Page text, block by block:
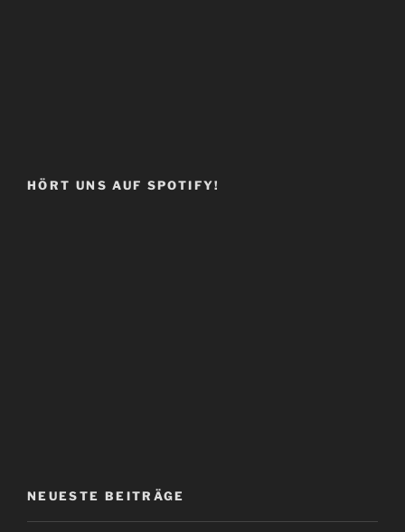
HÖRT UNS AUF SPOTIFY!
NEUESTE BEITRÄGE